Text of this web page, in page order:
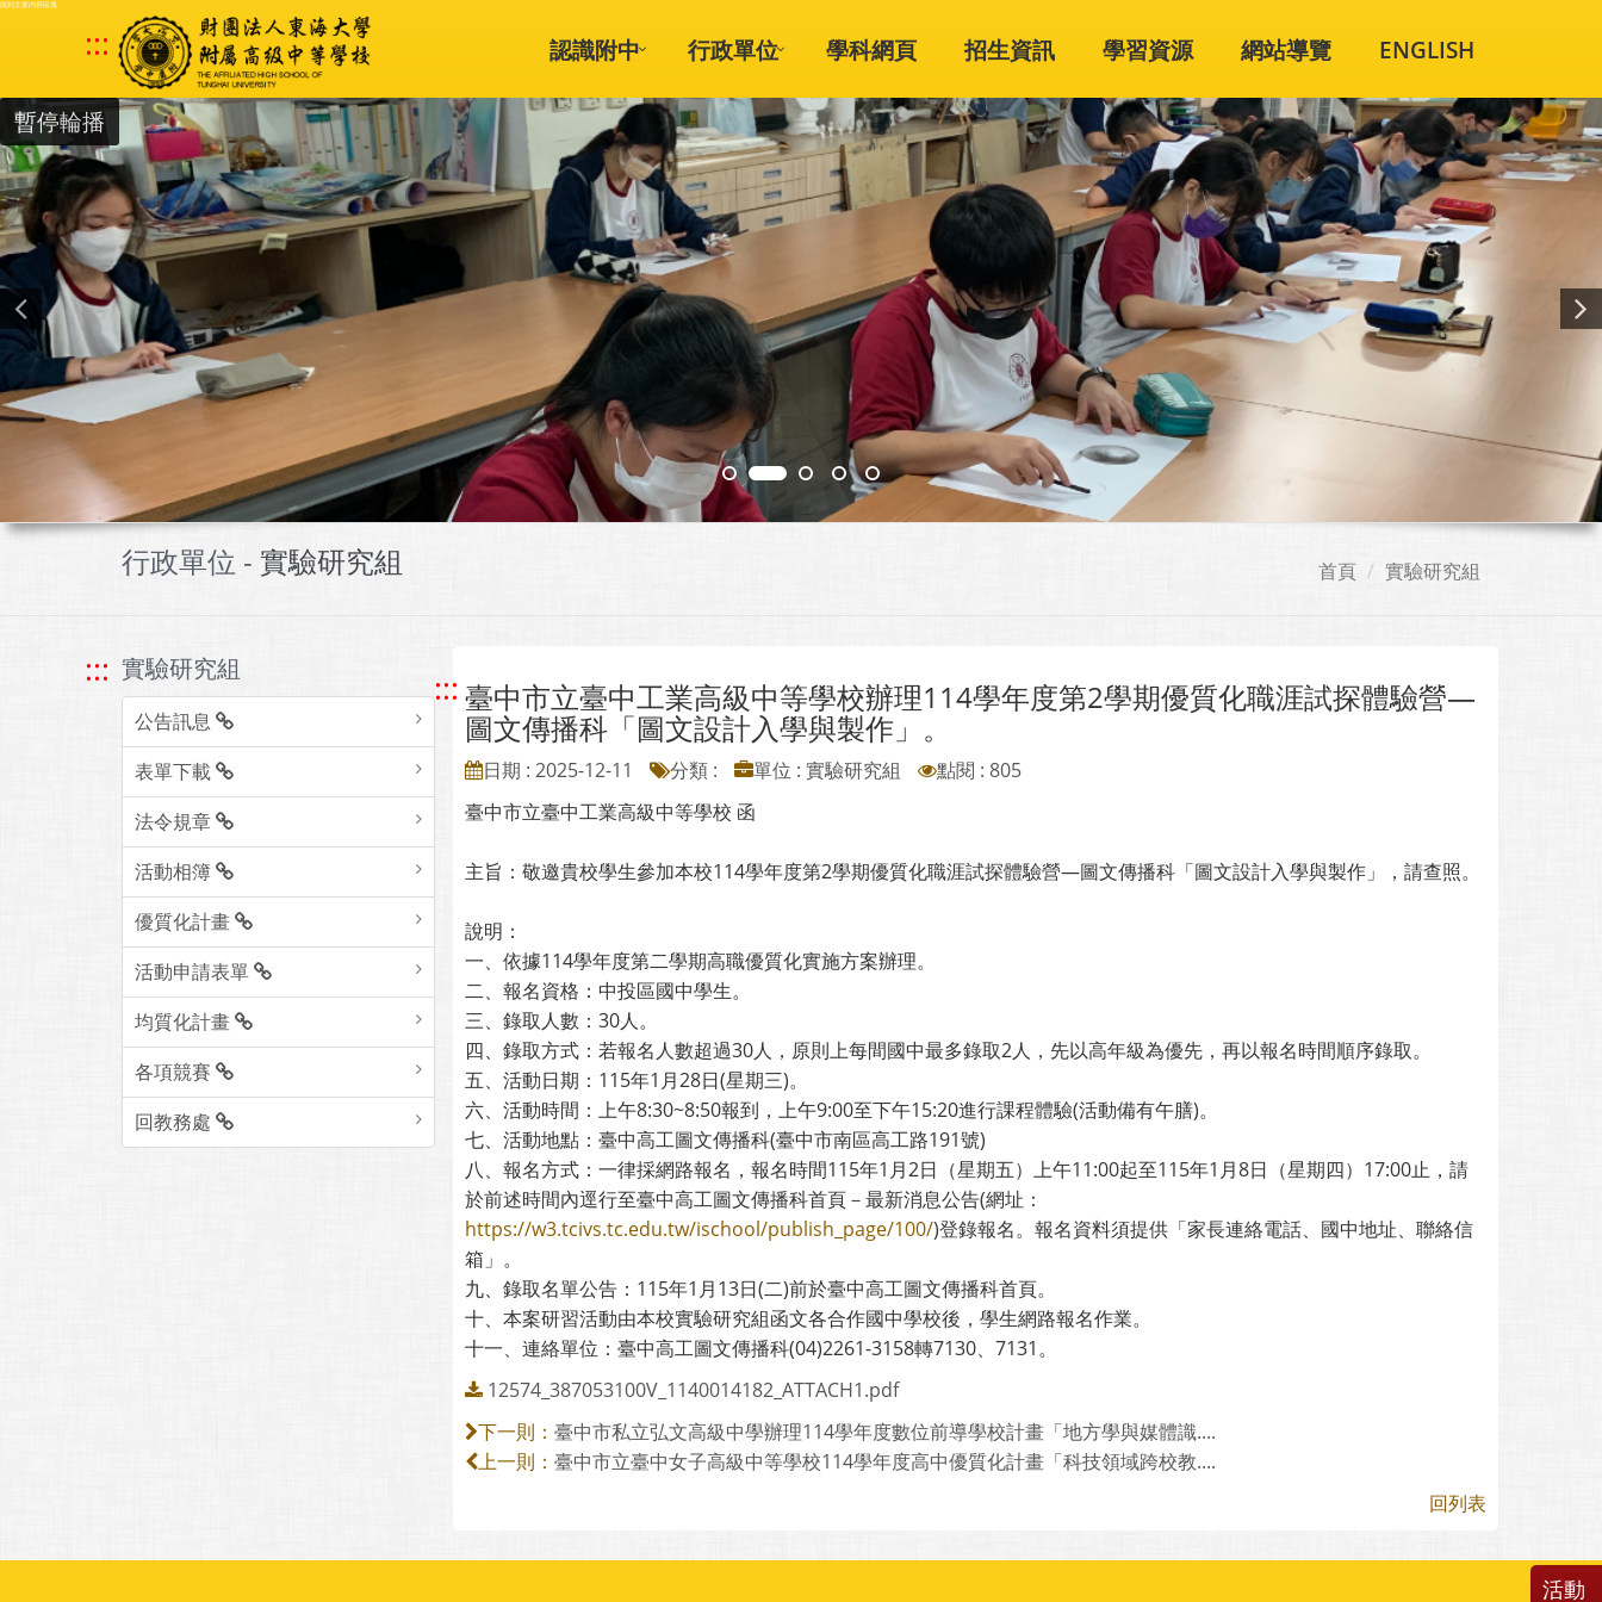
跳到主要內容區塊
::: 認識附中 行政單位 學科網頁 招生資訊 學習資源 網站導覽 ENGLISH
暫停輪播
行政單位 - 實驗研究組 首頁 實驗研究組
::: 實驗研究組
公告訊息
表單下載
法令規章
活動相簿
優質化計畫
活動申請表單
均質化計畫
各項競賽
回教務處
::: 臺中市立臺中工業高級中等學校辦理114學年度第2學期優質化職涯試探體驗營—
圖文傳播科「圖文設計入學與製作」。
日期 : 2025-12-11 分類 : 單位 : 實驗研究組
點閱 : 805
臺中市立臺中工業高級中等學校 函
主旨：敬邀貴校學生參加本校114學年度第2學期優質化職涯試探體驗營—圖文傳播科「圖文設計入學與製作」，請查照。
說明：
一、依據114學年度第二學期高職優質化實施方案辦理。
二、報名資格：中投區國中學生。
三、錄取人數：30人。
四、錄取方式：若報名人數超過30人，原則上每間國中最多錄取2人，先以高年級為優先，再以報名時間順序錄取。
五、活動日期：115年1月28日(星期三)。
六、活動時間：上午8:30~8:50報到，上午9:00至下午15:20進行課程體驗(活動備有午膳)。
七、活動地點：臺中高工圖文傳播科(臺中市南區高工路191號)
八、報名方式：一律採網路報名，報名時間115年1月2日（星期五）上午11:00起至115年1月8日（星期四）17:00止，請
於前述時間內逕行至臺中高工圖文傳播科首頁－最新消息公告(網址：
https://w3.tcivs.tc.edu.tw/ischool/publish_page/100/)登錄報名。報名資料須提供「家長連絡電話、國中地址、聯絡信
箱」。
九、錄取名單公告：115年1月13日(二)前於臺中高工圖文傳播科首頁。
十、本案研習活動由本校實驗研究組函文各合作國中學校後，學生網路報名作業。
十一、連絡單位：臺中高工圖文傳播科(04)2261-3158轉7130、7131。
12574_387053100V_1140014182_ATTACH1.pdf
下一則： 臺中市私立弘文高級中學辦理114學年度數位前導學校計畫「地方學與媒體識....
上一則： 臺中市立臺中女子高級中等學校114學年度高中優質化計畫「科技領域跨校教....
回列表
活動